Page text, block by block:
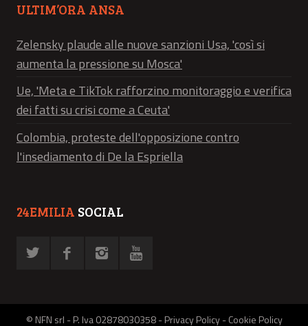
ULTIM’ORA ANSA
Zelensky plaude alle nuove sanzioni Usa, 'così si
aumenta la pressione su Mosca'
Ue, 'Meta e TikTok rafforzino monitoraggio e verifica
dei fatti su crisi come a Ceuta'
Colombia, proteste dell'opposizione contro
l'insediamento di De la Espriella
24EMILIA SOCIAL
© NFN srl - P. Iva 02878030358 -Privacy Policy-Cookie Policy